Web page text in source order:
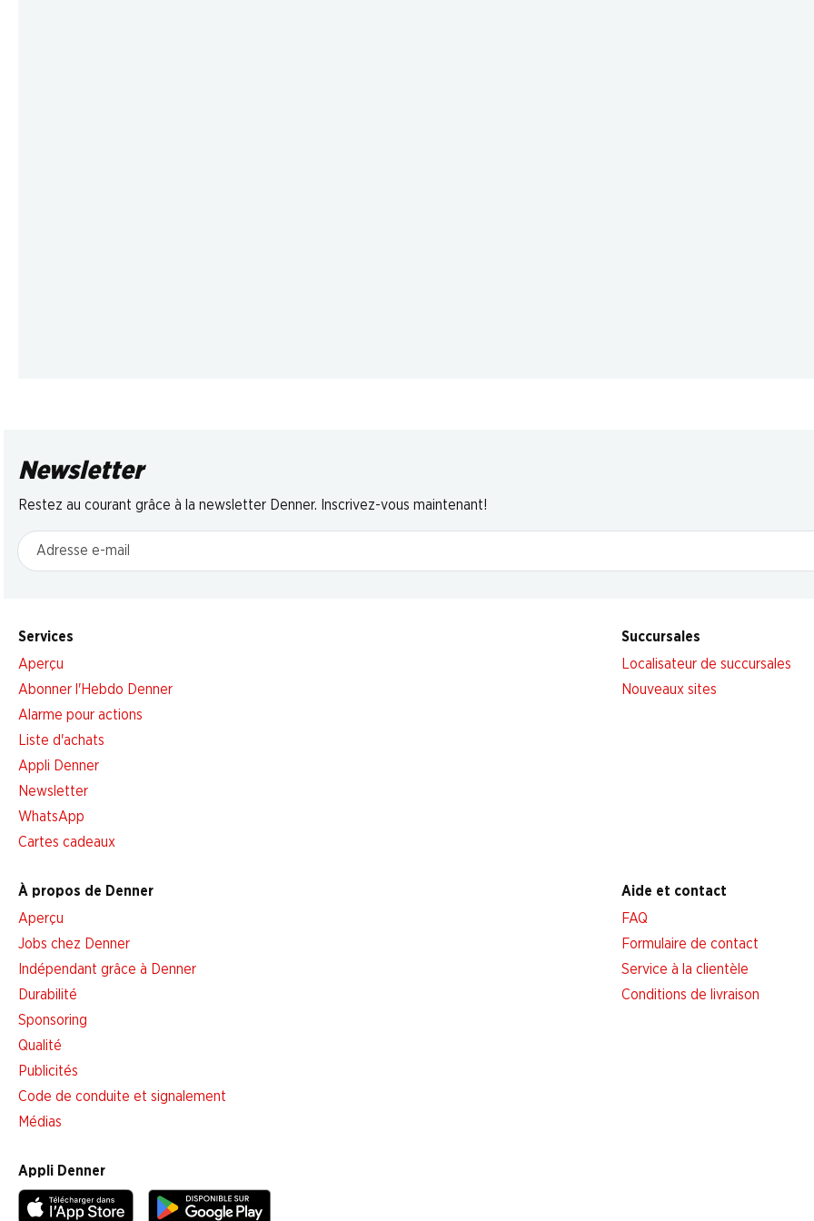
Newsletter
Restez au courant grâce à la newsletter Denner. Inscrivez-vous maintenant!
Adresse e-mail
Services
Aperçu
Abonner l'Hebdo Denner
Alarme pour actions
Liste d'achats
Appli Denner
Newsletter
WhatsApp
Cartes cadeaux
Succursales
Localisateur de succursales
Nouveaux sites
À propos de Denner
Aperçu
Jobs chez Denner
Indépendant grâce à Denner
Durabilité
Sponsoring
Qualité
Publicités
Code de conduite et signalement
Médias
Aide et contact
FAQ
Formulaire de contact
Service à la clientèle
Conditions de livraison
Appli Denner